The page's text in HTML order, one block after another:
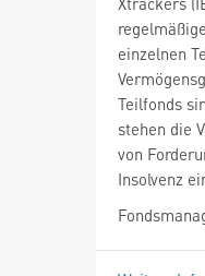
einzelnen
Teilfonds
stehen die
von
Insolvenz